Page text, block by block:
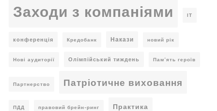
Заходи з компаніями ІТ
конференція Кредобанк Накази новий рік
Нові аудиторії Олімпійський тиждень Пам’ять героїв
Партнерство Патріотичне виховання
ПДД правовий брейн-ринг Практика